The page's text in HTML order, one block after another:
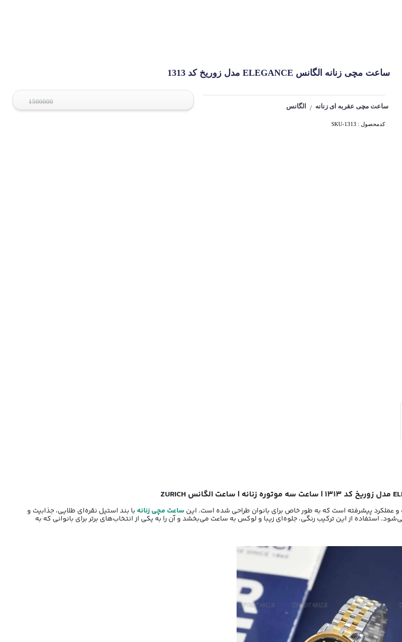
ساعت مچی زنانه الگانس ELEGANCE مدل زوریخ کد 1313
ساعت مچی عقربه ای زنانه / الگانس
کدمحصول : SKU-1313
1500000
ساعت مچی زنانه با بند استیل نقره‌ای طلایی، جذابیت و
استفاده از این ترکیب رنگی، جلوه‌ای زیبا و لوکس به ساعت می‌بخشد و آن را به یکی از انتخاب‌های برتر برای بانوانی که به